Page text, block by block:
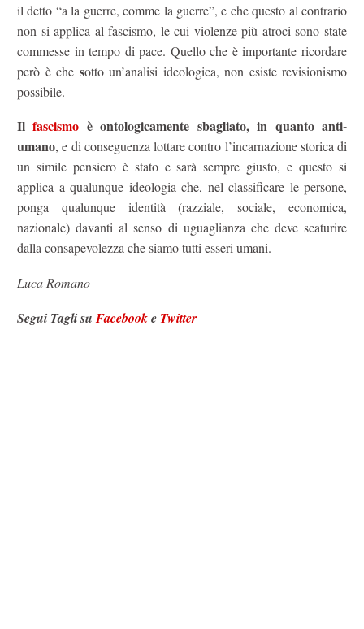
il detto “a la guerre, comme la guerre”, e che questo al contrario
non si applica al fascismo, le cui violenze più atroci sono state
commesse in tempo di pace. Quello che è importante ricordare
però è che sotto un’analisi ideologica, non esiste revisionismo
possibile.
Ilfascismo è ontologicamente sbagliato, in quanto anti-
umano, e di conseguenza lottare contro l’incarnazione storica di
un simile pensiero è stato e sarà sempre giusto, e questo si
applica a qualunque ideologia che, nel classificare le persone,
ponga qualunque identità (razziale, sociale, economica,
nazionale) davanti al senso di uguaglianza che deve scaturire
dalla consapevolezza che siamo tutti esseri umani.
Luca Romano
Segui Tagli suFacebooke Twitter